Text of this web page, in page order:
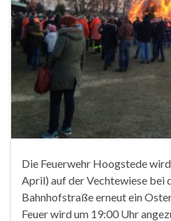
Die Feuerwehr Hoogstede
April) auf der Vechtewiese bei
Bahnhofstraße erneut ein
Feuer wird um 19:00 Uhr